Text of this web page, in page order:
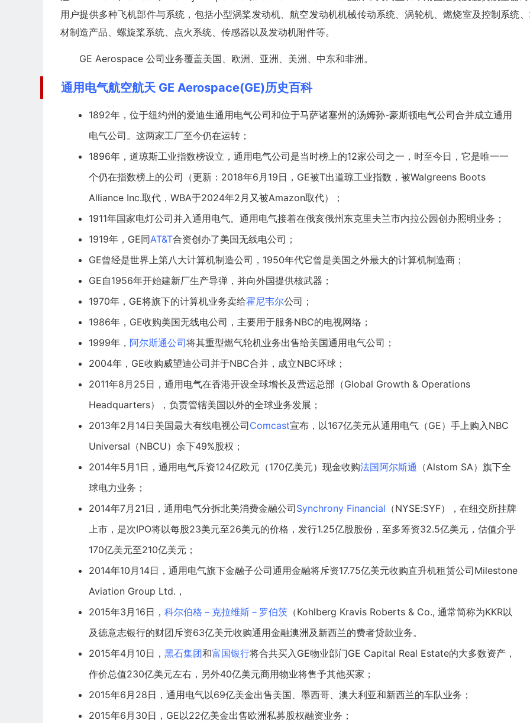
用户提供多种飞机部件与系统，包括小型涡桨发动机、航空发动机机械传动系统、涡轮机、燃烧室及控制系统
材制造产品、螺旋桨系统、点火系统、传感器以及发动机附件等。
GE Aerospace 公司业务覆盖美国、欧洲、亚洲、美洲、中东和非洲。
通用电气航空航天 GE Aerospace(GE)历史百科
1892年，位于纽约州的爱迪生通用电气公司和位于马萨诸塞州的汤姆孙-豪斯顿电气公司合并成立通用
电气公司。这两家工厂至今仍在运转；
1896年，道琼斯工业指数榜设立，通用电气公司是当时榜上的12家公司之一，时至今日，它是唯一一
个仍在指数榜上的公司（更新：2018年6月19日，GE被T出道琼工业指数，被Walgreens Boots
Alliance Inc.取代，WBA于2024年2月又被Amazon取代）；
1911年国家电灯公司并入通用电气。通用电气接着在俄亥俄州东克里夫兰市内拉公园创办照明业务；
1919年，GE同AT&T合资创办了美国无线电公司；
GE曾经是世界上第八大计算机制造公司，1950年代它曾是美国之外最大的计算机制造商；
GE自1956年开始建新厂生产导弹，并向外国提供核武器；
1970年，GE将旗下的计算机业务卖给霍尼韦尔公司；
1986年，GE收购美国无线电公司，主要用于服务NBC的电视网络；
1999年， 阿尔斯通公司将其重型燃气轮机业务出售给美国通用电气公司；
2004年，GE收购威望迪公司并于NBC合并，成立NBC环球；
2011年8月25日，通用电气在香港开设全球增长及营运总部（Global Growth & Operations
Headquarters），负责管辖美国以外的全球业务发展；
2013年2月14日美国最大有线电视公司Comcast宣布，以167亿美元从通用电气（GE）手上购入NBC
Universal（NBCU）余下49%股权；
2014年5月1日，通用电气斥资124亿欧元（170亿美元）现金收购法国阿尔斯通 （Alstom SA）旗下全
球电力业务；
2014年7月21日，通用电气分拆北美消费金融公司Synchrony Financial （NYSE:SYF），在纽交所挂牌
上市，是次IPO将以每股23美元至26美元的价格，发行1.25亿股股份，至多筹资32.5亿美元，估值介乎
170亿美元至210亿美元；
2014年10月14日，通用电气旗下金融子公司通用金融将斥资17.75亿美元收购直升机租赁公司Milestone
Aviation Group Ltd.，
2015年3月16日， 科尔伯格－克拉维斯－罗伯茨 （Kohlberg Kravis Roberts & Co., 通常简称为KKR以
及德意志银行的财团斥资63亿美元收购通用金融澳洲及新西兰的费者贷款业务。
2015年4月10日， 黑石集团和富国银行将合共买入GE物业部门GE Capital Real Estate的大多数资产，
作价总值230亿美元左右，另外40亿美元商用物业将售予其他买家；
2015年6月28日，通用电气以69亿美金出售美国、墨西哥、澳大利亚和新西兰的车队业务；
2015年6月30日，GE以22亿美金出售欧洲私募股权融资业务；